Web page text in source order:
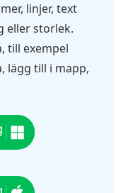
linjer, text
eller storlek.
till exempel
lägg till i mapp,